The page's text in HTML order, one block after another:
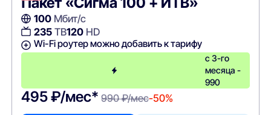
100Мбит/с
235ТВ120HD
Wi-Fi роутер можно добавить к тарифу
с 3-го
месяца -
990
495 ₽/мес* 990 ₽/мес-50%